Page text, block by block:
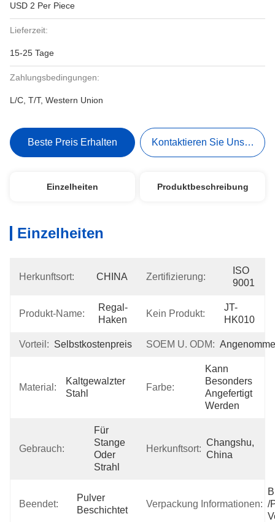
USD 2 Per Piece
Lieferzeit:
15-25 Tage
Zahlungsbedingungen:
L/C, T/T, Western Union
Beste Preis Erhalten Kontaktieren Sie Uns Jetzt
Einzelheiten Produktbeschreibung
Einzelheiten
Herkunftsort: CHINA Zertifizierung:
ISO
9001
Produkt-Name:
Regal-
Haken
Kein Produkt:
JT-
HK010
Vorteil: Selbstkostenpreis SOEM U. ODM:
Material:
Kaltgewalzter
Stahl
Farbe:
Kann
Besonders
Angefertigt
Werden
Gebrauch:
Für
Stange
Oder
Strahl
Herkunftsort:
Changshu,
China
Beendet:
Pulver
Beschichtet
Verpackung Informationen: /